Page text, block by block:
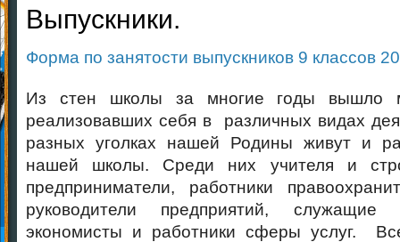
Выпускники.
Форма по занятости выпускников 9 классов
Из стен школы за многие годы вышло
реализовавших себя в различных видах
разных уголках нашей Родины живут и
нашей школы. Среди них учителя и
предприниматели, работники
руководители предприятий,
экономисты и работники сферы услуг.